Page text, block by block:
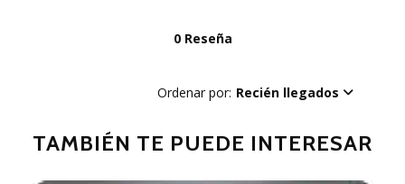
0 Reseña
Ordenar por: Recién llegados
TAMBIÉN TE PUEDE INTERESAR